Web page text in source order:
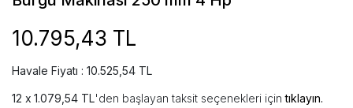
10.795,43 TL
Havale Fiyatı : 10.525,54 TL
1.079,54 TL'den başlayan taksit seçenekleri içintıklayın.